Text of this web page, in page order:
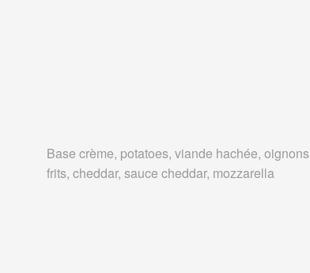
Base crème, potatoes, viande hachée, oignons
frits, cheddar, sauce cheddar, mozzarella